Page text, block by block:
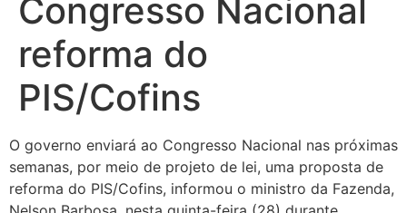
Congresso Nacional
reforma do
PIS/Cofins
O governo enviará ao Congresso Nacional nas próximas
semanas, por meio de projeto de lei, uma proposta de
reforma do PIS/Cofins, informou o ministro da Fazenda,